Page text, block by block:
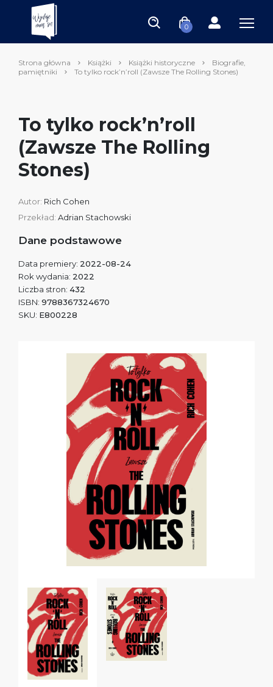
0
Strona główna Książki Książki historyczne
Biografie,
pamiętniki
To tylko rock’n’roll (Zawsze The Rolling Stones)
To tylko rock’n’roll
(Zawsze The Rolling
Stones)
Autor: Rich Cohen
Przekład: Adrian Stachowski
Dane podstawowe
Data premiery: 2022-08-24
Rok wydania: 2022
Liczba stron: 432
ISBN: 9788367324670
SKU: E800228